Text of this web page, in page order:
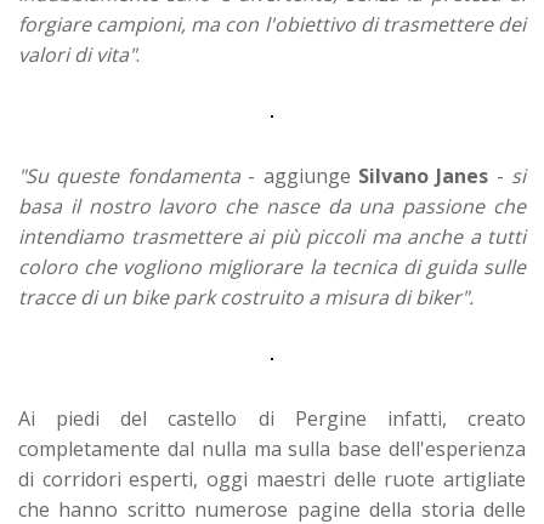
forgiare campioni, ma con l'obiettivo di trasmettere dei
valori di vita".
"Su queste fondamenta- aggiunge Silvano Janes - si
basa il nostro lavoro che nasce da una passione che
intendiamo trasmettere ai più piccoli ma anche a tutti
coloro che vogliono migliorare la tecnica di guida sulle
tracce di un bike park costruito a misura di biker".
Ai piedi del castello di Pergine infatti, creato
completamente dal nulla ma sulla base dell'esperienza
di corridori esperti, oggi maestri delle ruote artigliate
che hanno scritto numerose pagine della storia delle